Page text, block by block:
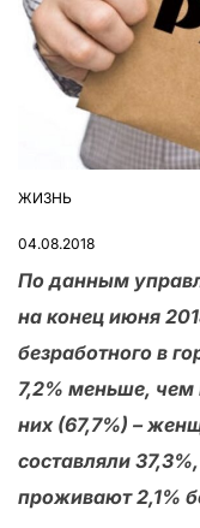
ОПУБЛІКУВАТИ
ЖИЗНЬ
04.08.2018
По данным
на конец июня
безработного в
7,2% меньше, чем
них (67,7%) –
составляли
проживают 2,1%